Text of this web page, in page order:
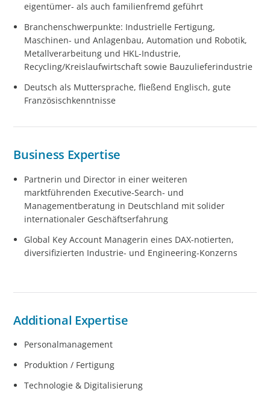
eigentümer- als auch familienfremd geführt
Branchenschwerpunkte: Industrielle Fertigung,
Maschinen- und Anlagenbau, Automation und Robotik,
Metallverarbeitung und HKL-Industrie,
Recycling/Kreislaufwirtschaft sowie Bauzulieferindustrie
Deutsch als Muttersprache, fließend Englisch, gute
Französischkenntnisse
Business Expertise
Partnerin und Director in einer weiteren
marktführenden Executive-Search- und
Managementberatung in Deutschland mit solider
internationaler Geschäftserfahrung
Global Key Account Managerin eines DAX-notierten,
diversifizierten Industrie- und Engineering-Konzerns
Additional Expertise
Personalmanagement
Produktion / Fertigung
Technologie & Digitalisierung